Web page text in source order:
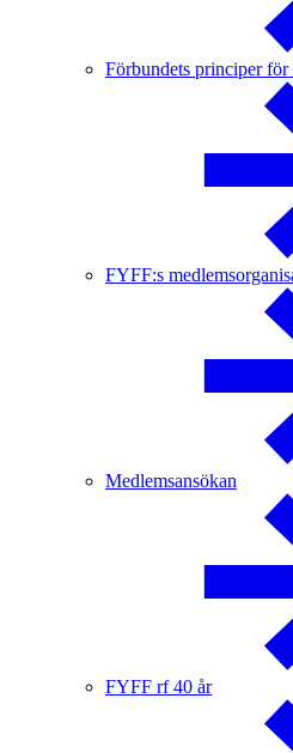
Förbundets principer
FYFF:s
Medlemsansökan
FYFF rf 40 år